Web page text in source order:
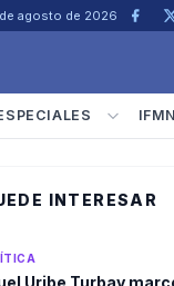
agosto de 2026
INTERESAR
Uribe Turbay